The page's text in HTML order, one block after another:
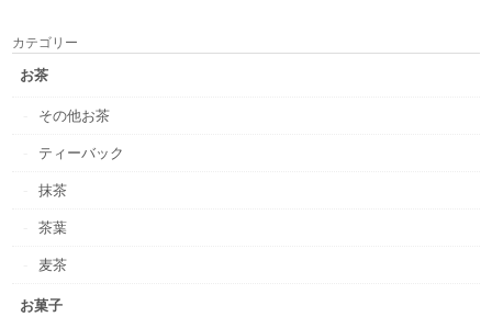
カテゴリー
お茶
その他お茶
ティーバック
抹茶
茶葉
麦茶
お菓子